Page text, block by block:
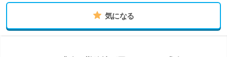
気になる